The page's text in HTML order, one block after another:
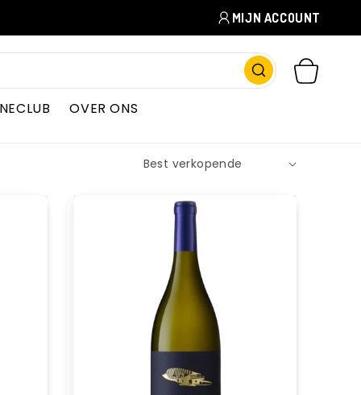
MIJN ACCOUNT
OVER ONS
WINKELWAGEN